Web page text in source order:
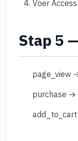
Voer
Stap 5
page_view
purchase →